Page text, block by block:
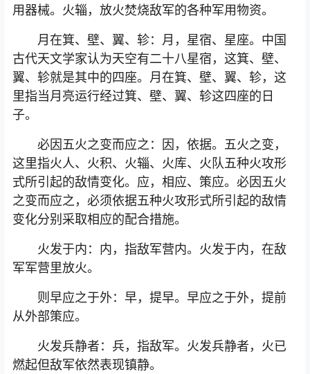
用器械。火辎，放火焚烧敌军的各种军用物资。
月在箕、壁、翼、轸：月，星宿、星座。中国
古代天文学家认为天空有二十八星宿，这箕、壁、
翼、轸就是其中的四座。月在箕、壁、翼、轸，这
里指当月亮运行经过箕、壁、翼、轸这四座的日
子。
必因五火之变而应之：因，依据。五火之变，
这里指火人、火积、火辎、火库、火队五种火攻形
式所引起的敌情变化。应，相应、策应。必因五火
之变而应之，必须依据五种火攻形式所引起的敌情
变化分别采取相应的配合措施。
火发于内：内，指敌军营内。火发于内，在敌
军军营里放火。
则早应之于外：早，提早。早应之于外，提前
从外部策应。
火发兵静者：兵，指敌军。火发兵静者，火已
燃起但敌军依然表现镇静。